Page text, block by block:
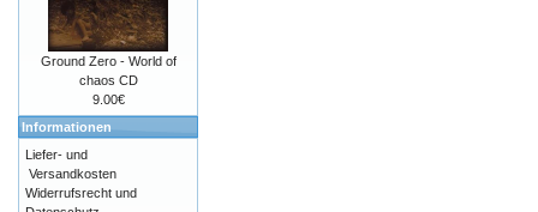
Ground Zero - World of
chaos CD
9.00€
Informationen
Liefer- und
Versandkosten
Widerrufsrecht und